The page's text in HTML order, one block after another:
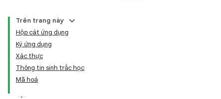
Trên trang này
Hộp cát ứng dụng
Ký ứng dụng
Xác thực
Thông tin sinh trắc học
Mã hoá